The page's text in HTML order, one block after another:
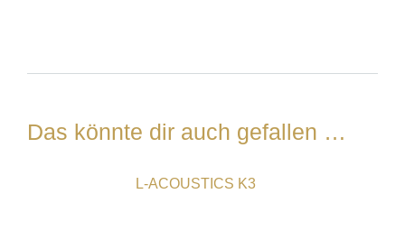
Das könnte dir auch gefallen …
L-ACOUSTICS K3